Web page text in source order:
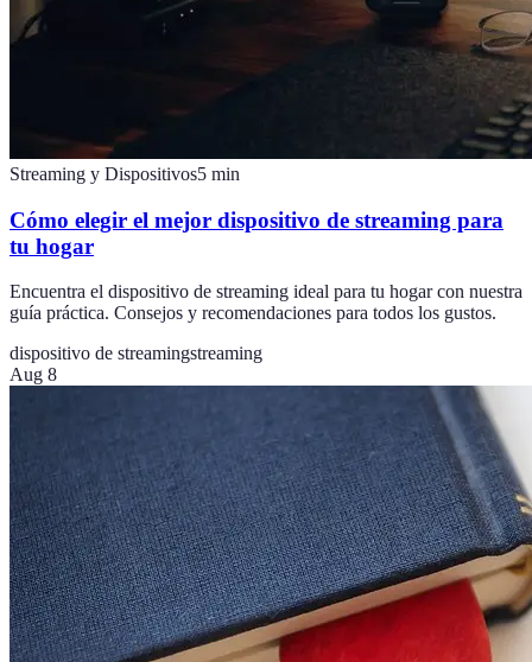
Streaming y Dispositivos5 min
Cómo elegir el mejor dispositivo de streaming para
tu hogar
Encuentra el dispositivo de streaming ideal para tu hogar con nuestra
guía práctica. Consejos y recomendaciones para todos los gustos.
dispositivo de streamingstreaming
Aug 8